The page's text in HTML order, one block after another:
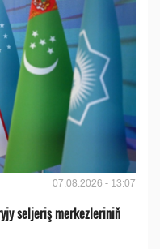
07.08.2026 - 13:07
seljeriş merkezleriniň